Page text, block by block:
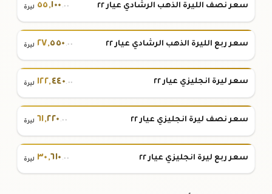
سعر نصف الليرة الذهب الرشادي عيار ٢٢ ٥٥,١٠٠ .٠٠ ليرة
سعر ربع الليرة الذهب الرشادي عيار ٢٢ ٢٧,٥٥٠ .٠٠ ليرة
سعر ليرة انجليزي عيار ٢٢ ١٢٢,٤٤٠.٠٠ ليرة
سعر نصف ليرة انجليزي عيار ٢٢ ٦١,٢٢٠ .٠٠ ليرة
سعر ربع ليرة انجليزي عيار ٢٢ ٣٠,٦١٠ .٠٠ ليرة